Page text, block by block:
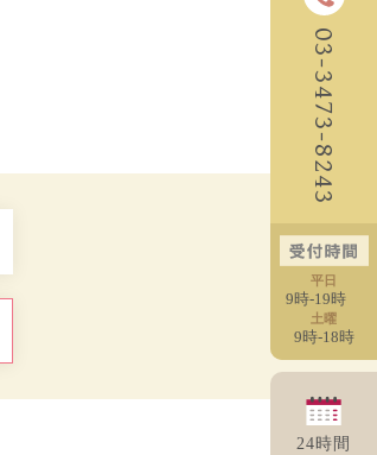
03-3473-8243
平日
9時-19時
土曜
9時-18時
24時間